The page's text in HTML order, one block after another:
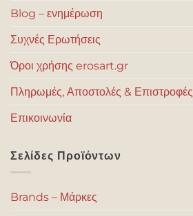
Blog – ενημέρωση
Συχνές Ερωτήσεις
Όροι χρήσης erosart.gr
Πληρωμές, Αποστολές & Επιστροφές
Επικοινωνία
Σελίδες Προϊόντων
Brands – Μάρκες